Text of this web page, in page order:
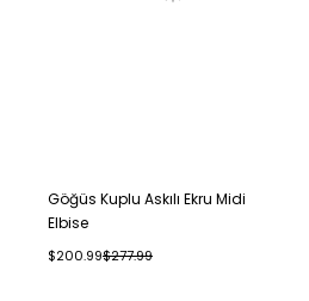
Göğüs Kuplu Askılı Ekru Midi
Elbise
$200.99$277.99